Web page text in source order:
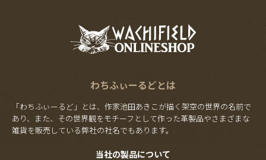
わちふぃーるどとは
「わちふぃーるど」とは、作家池田あきこが描く架空の世界の名前で
あり、また、その世界観をモチーフとして作った革製品やさまざまな
雑貨を販売している弊社の社名でもあります。
当社の製品について